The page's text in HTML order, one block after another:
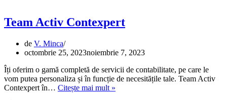
Team Activ Contexpert
de V. Minca
octombrie 25, 2023noiembrie 7, 2023
Îți oferim o gamă completă de servicii de contabilitate, pe care le
vom putea personaliza și în funcție de necesitățile tale. Team Activ
Contexpert în… Citește mai mult »